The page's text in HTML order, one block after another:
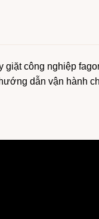
vải Công nghiệp
công nghiệp
dẫn vận hành